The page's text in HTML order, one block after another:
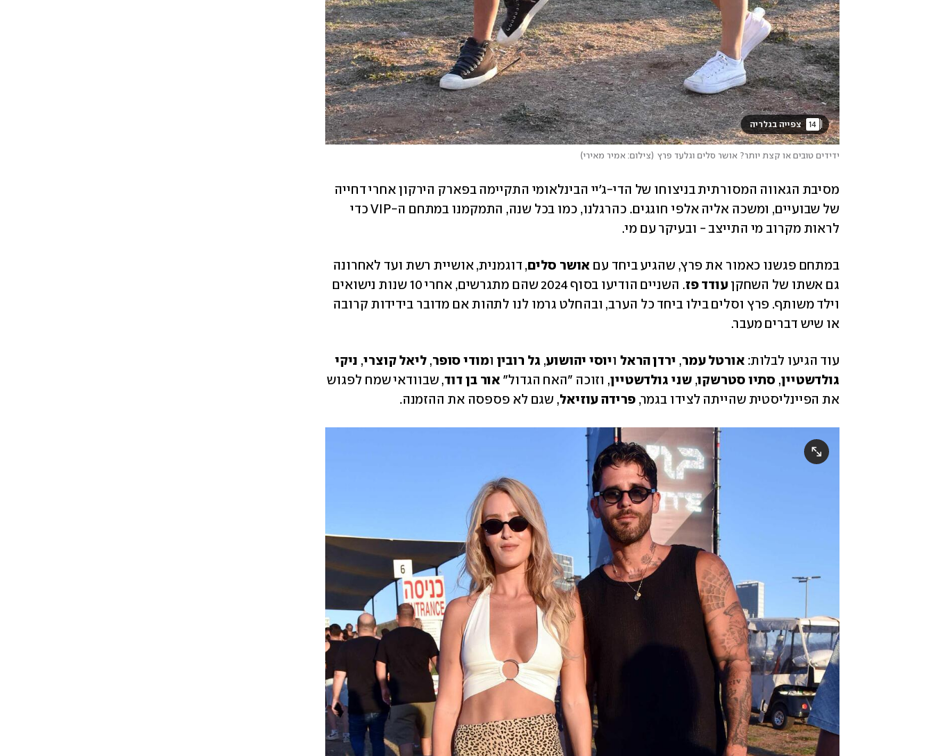
14 צפייה בגלריה
ידידים טובים או קצת יותר? אושר סלים וגלעד פרץ (צילום: אמיר מאירי)
לראות מקרוב מי התייצב - ובעיקר עם מי.
במתחם פגשנו כאמור את פרץ, שהגיע ביחד עם אושר סלים
גם אשתו של השחקן עודד פז
או שיש דברים מעבר.
עוד הגיעו לבלות: אורטל עמר, ירדן הראל ויוסי יהושוע, גל רובין ומודי סופר, ליאל קוצרי,
גולדשטיין, סתיו סטרשקו, שני גולדשטיין, וזוכה "האח הגדול" אור בן דוד
, שבוודאי שמח לפגוש
את הפיינליסטית שהייתה לצידו בגמר, פרידה עוזיאל, שגם לא פספסה את ההזמנה.